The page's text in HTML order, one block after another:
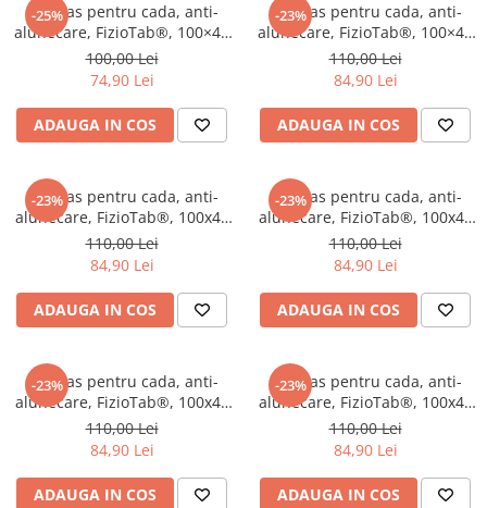
-25%
Covoras pentru cada, anti-
alunecare, FizioTab®, 100×40
cm, Albastru Inchis
100,00 Lei
74,90 Lei
ADAUGA IN COS
-23%
Covoras pentru cada, anti-
alunecare, FizioTab®, 100×40
cm, Alfabet
110,00 Lei
84,90 Lei
ADAUGA IN COS
-23%
Covoras pentru cada, anti-
alunecare, FizioTab®, 100x40
cm, tip impletitura, Alb
110,00 Lei
84,90 Lei
ADAUGA IN COS
-23%
Covoras pentru cada, anti-
alunecare, FizioTab®, 100x40
cm, tip impletitura, Gri
110,00 Lei
84,90 Lei
ADAUGA IN COS
-23%
Covoras pentru cada, anti-
alunecare, FizioTab®, 100x40
cm, tip impletitura, Albastru
110,00 Lei
84,90 Lei
ADAUGA IN COS
-23%
Covoras pentru cada, anti-
alunecare, FizioTab®, 100x40
cm, tip impletitura, Verde
110,00 Lei
84,90 Lei
ADAUGA IN COS